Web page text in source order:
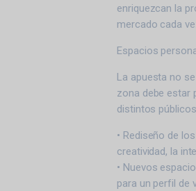
enriquezcan la
mercado cada
Espacios
La apuesta no
zona debe estar
distintos
• Rediseño de
creatividad, la
• Nuevos
para un perfil de